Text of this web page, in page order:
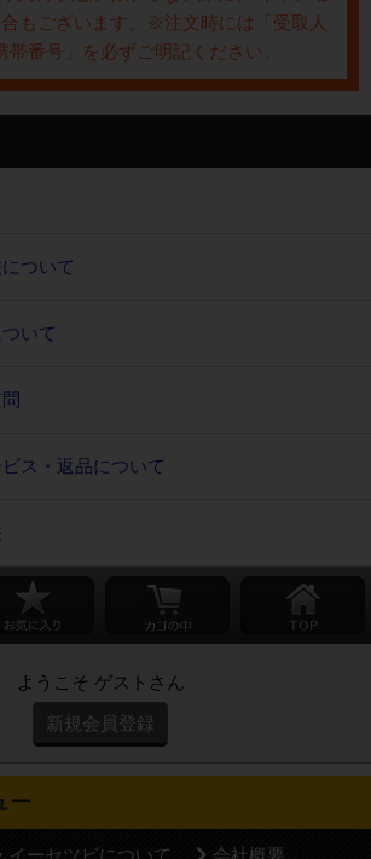
もございます。※注文時には「受取人
帯番号」を必ずご明記ください。
ついて
いて
ス・返品について
ようこそ ゲストさん
新規会員登録
ー